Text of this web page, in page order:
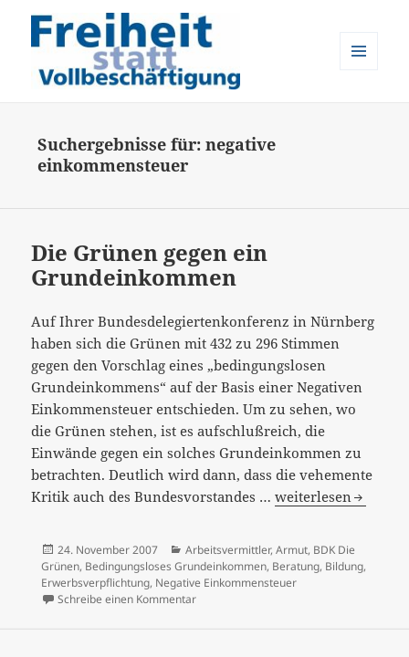
Suchergebnisse für: negative
einkommensteuer
Die Grünen gegen ein
Grundeinkommen
Auf Ihrer Bundesdelegiertenkonferenz in Nürnberg
haben sich die Grünen mit 432 zu 296 Stimmen
gegen den Vorschlag eines „bedingungslosen
Grundeinkommens“ auf der Basis einer Negativen
Einkommensteuer entschieden. Um zu sehen, wo
die Grünen stehen, ist es aufschlußreich, die
Einwände gegen ein solches Grundeinkommen zu
betrachten. Deutlich wird dann, dass die vehemente
Kritik auch des Bundesvorstandes …Die
ein
Grundeinkommen
weiterlesen
Veröffentlicht
am
24. November 2007 Kategorien
Arbeitsvermittler, Armut, BDK Die
Grünen, Bedingungsloses Grundeinkommen, Beratung, Bildung,
Erwerbsverpflichtung, Negative Einkommensteuer
Schreibe einen Kommentarzu Die Grünen gegen ein